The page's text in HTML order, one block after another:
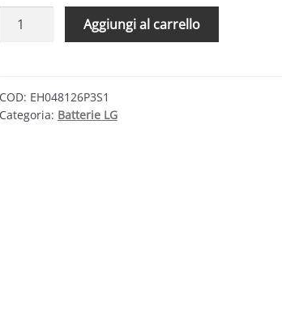
Batteria
Litio
6,5
Aggiungi al carrello
COD: EH048126P3S1
Categoria: Batterie LG